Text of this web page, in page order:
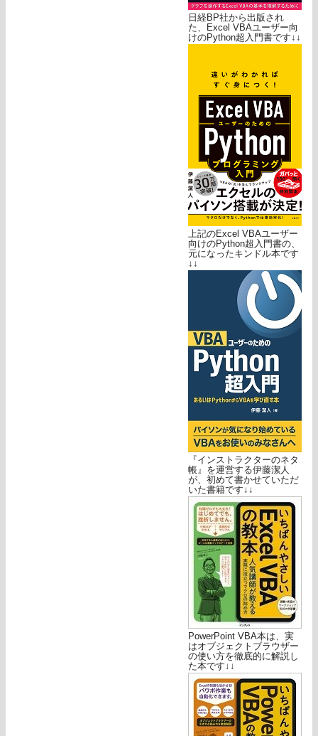
日経BP社から出版され
た、Excel VBAユーザー向
けのPython超入門書です↓↓
上記のExcel VBAユーザー
向けのPython超入門書の、
元になったキンドル本です
↓↓
『インストラクターのネタ
帳』を運営する伊藤潔人
が、初めて書かせていただ
いた書籍です↓↓
PowerPoint VBA本は、実
はオブジェクトブラウザー
の使い方を徹底的に解説し
た本です↓↓